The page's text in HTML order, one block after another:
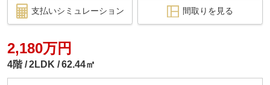
支払いシミュレーション 間取りを見る
2,180万円
4階 2LDK 62.44㎡